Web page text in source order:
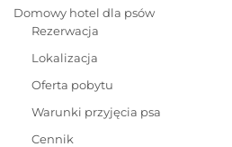
Domowy hotel dla psów
Rezerwacja
Lokalizacja
Oferta pobytu
Warunki przyjęcia psa
Cennik